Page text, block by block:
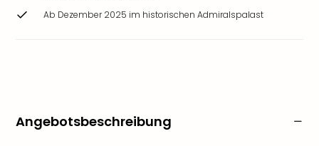
Ab Dezember 2025 im historischen Admiralspalast
Angebotsbeschreibung